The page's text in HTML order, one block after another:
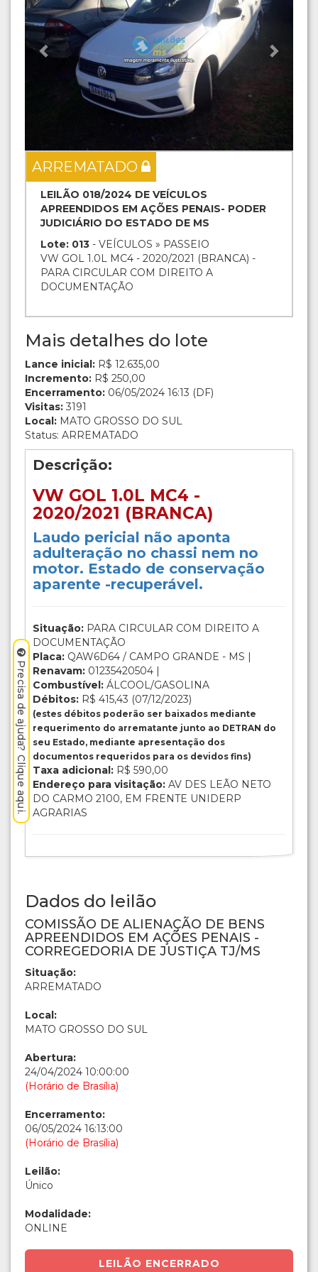
ARREMATADO
LEILÃO 018/2024 DE VEÍCULOS
APREENDIDOS EM AÇÕES PENAIS- PODER
JUDICIÁRIO DO ESTADO DE MS
Lote: 013 - VEÍCULOS » PASSEIO
VW GOL 1.0L MC4 - 2020/2021 (BRANCA) -
PARA CIRCULAR COM DIREITO A
DOCUMENTAÇÃO
Mais detalhes do lote
Lance inicial: R$ 12.635,00
Incremento: R$ 250,00
Encerramento: 06/05/2024 16:13 (DF)
Visitas: 3191
Local: MATO GROSSO DO SUL
Status: ARREMATADO
Descrição:
VW GOL 1.0L MC4 -
2020/2021 (BRANCA)
Laudo pericial não aponta
adulteração no chassi nem no
motor. Estado de conservação
aparente -recuperável.
Situação: PARA CIRCULAR COM DIREITO A
DOCUMENTAÇÃO
Placa: QAW6D64 / CAMPO GRANDE - MS |
Renavam: 01235420504 |
Combustível: ÁLCOOL/GASOLINA
Débitos: R$ 415,43 (07/12/2023)
(estes débitos poderão ser baixados mediante
requerimento do arrematante junto ao DETRAN do
seu Estado, mediante apresentação dos
documentos requeridos para os devidos fins)
Taxa adicional: R$ 590,00
Endereço para visitação: AV DES LEÃO NETO
DO CARMO 2100, EM FRENTE UNIDERP
AGRARIAS
Dados do leilão
COMISSÃO DE ALIENAÇÃO DE BENS
APREENDIDOS EM AÇÕES PENAIS -
CORREGEDORIA DE JUSTIÇA TJ/MS
Situação:
ARREMATADO
Local:
MATO GROSSO DO SUL
Abertura:
24/04/2024 10:00:00
(Horário de Brasília)
Encerramento:
06/05/2024 16:13:00
(Horário de Brasília)
Leilão:
Único
Modalidade:
ONLINE
LEILÃO ENCERRADO
Precisa de ajuda? Clique aqui.